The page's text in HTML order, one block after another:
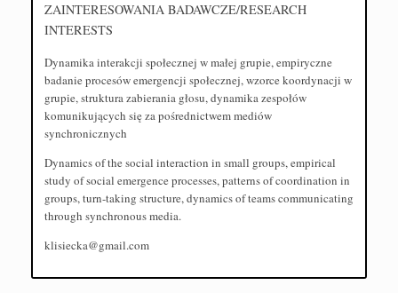
ZAINTERESOWANIA BADAWCZE/RESEARCH
INTERESTS
Dynamika interakcji społecznej w małej grupie, empiryczne
badanie procesów emergencji społecznej, wzorce koordynacji w
grupie, struktura zabierania głosu, dynamika zespołów
komunikujących się za pośrednictwem mediów
synchronicznych
Dynamics of the social interaction in small groups, empirical
study of social emergence processes, patterns of coordination in
groups, turn-taking structure, dynamics of teams communicating
through synchronous media.
klisiecka@gmail.com